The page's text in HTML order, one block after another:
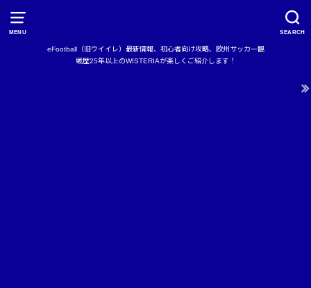
MENU SEARCH
eFootball（旧ウイイレ）最新情報、初心者向け攻略、欧州サッカー観
戦歴25年以上のWISTERIAが楽しくご紹介します！